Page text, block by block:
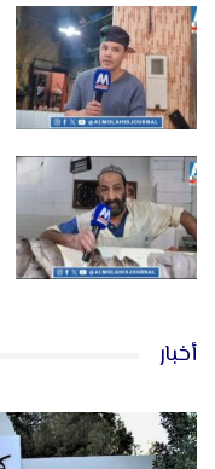
أخبار